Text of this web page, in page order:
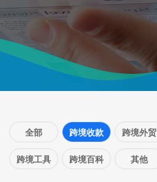
全部 跨境收款 跨境外贸
跨境工具 跨境百科 其他